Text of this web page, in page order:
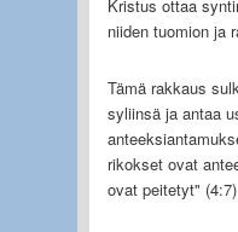
Kristus ottaa
niiden tuomion ja
Tämä rakkaus
syliinsä ja antaa
rikokset ovat
ovat peitetyt"